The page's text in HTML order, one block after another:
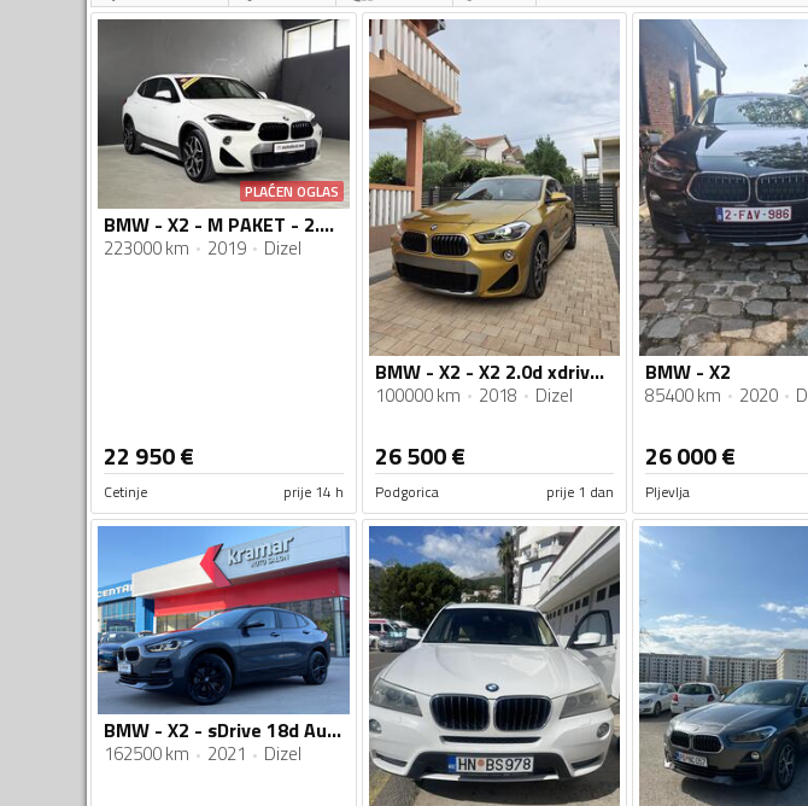
PLAĆEN OGLAS
BMW - X2 - M PAKET - 2.0 D
223000 km 2019 Dizel
22 950€
Cetinje prije 14 h
BMW - X2 - X2 2.0d xdrive M sport paket
100000 km 2018 Dizel
26 500€
Podgorica prije 1 dan
BMW - X2
85400 km 2020
26 000€
Pljevlja
BMW - X2 - sDrive 18d Automatik Sportpaket Business Line -LED - 150 KS
162500 km 2021 Dizel